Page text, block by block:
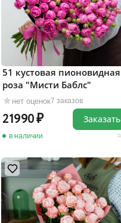
нет оценок7 заказов
51 кустовая пионовидная
роза "Мисти Баблс"
21990
в наличии
Заказать